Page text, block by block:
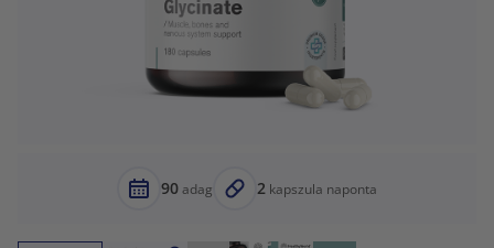
90adag 2 kapszula naponta